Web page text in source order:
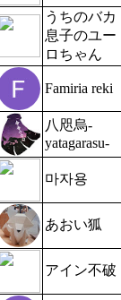
‪うちのバカ
息子のユー
ロ‪ちゃん
Famiria reki
八咫烏-
yatagarasu-
마자용
あおい狐
アイン不破